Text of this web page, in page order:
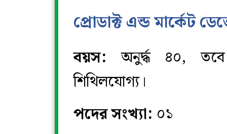
প্রোডাক্ট এন্ড মার্কেট
বয়স: অনুর্দ্ধ ৪০, তবে
শিথিলযোগ্য।
পদের সংখ্যা: ০১